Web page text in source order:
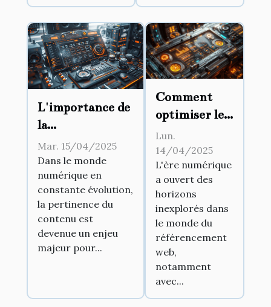
L'importance de
la
personnalisation
dans les outils de
génération de
contenu
Mar. 15/04/2025
Dans le monde
numérique en
constante évolution,
la pertinence du
contenu est
devenue un enjeu
majeur pour...
Comment
optimiser le
SEO de votre
site web en
utilisant
l'intelligence
artificielle
Lun.
14/04/2025
L'ère numérique
a ouvert des
horizons
inexplorés dans
le monde du
référencement
web,
notamment
avec...